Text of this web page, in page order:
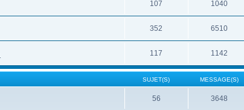
107 1040
352 6510
117 1142
SUJET(S) MESSAGE(S)
56 3648